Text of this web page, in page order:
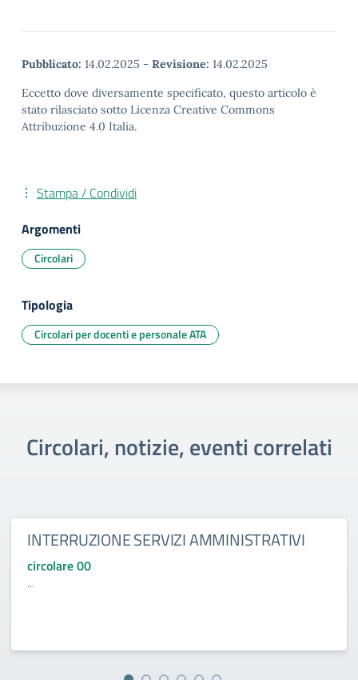
Pubblicato: 14.02.2025 - Revisione: 14.02.2025
Eccetto dove diversamente specificato, questo articolo è
stato rilasciato sotto Licenza Creative Commons
Attribuzione 4.0 Italia.
Stampa / Condividi
Argomenti
Circolari
Tipologia
Circolari per docenti e personale ATA
Circolari, notizie, eventi correlati
INTERRUZIONE SERVIZI AMMINISTRATIVI
circolare 00
...